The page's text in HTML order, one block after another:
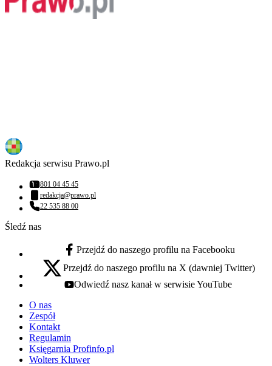
Redakcja serwisu Prawo.pl
Numer telefonu:
801 04 45 45
Adres email:
redakcja@prawo.pl
Numer telefonu:
22 535 88 00
Śledź nas
facebook - otwiera się w nowej karcie
Przejdź do naszego profilu na Facebooku
x - otwiera się w nowej karcie
Przejdź do naszego profilu na X (dawniej Twitter)
youtube - otwiera się w nowej karcie
Odwiedź nasz kanał w serwisie YouTube
O nas
Zespół
Kontakt
Regulamin
Księgarnia Profinfo.pl
Wolters Kluwer